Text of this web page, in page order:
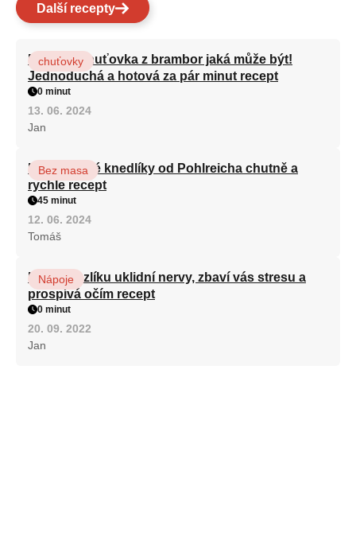
Další recepty
Nejlepší chuťovka z brambor jaká může být!
Jednoduchá a hotová za pár minut recept
chuťovky
0 minut
13. 06. 2024
Jan
Karlovarské knedlíky od Pohlreicha chutně a
rychle recept
Bez masa
45 minut
12. 06. 2024
Tomáš
Kořen kozlíku uklidní nervy, zbaví vás stresu a
prospívá očím recept
Nápoje
0 minut
20. 09. 2022
Jan